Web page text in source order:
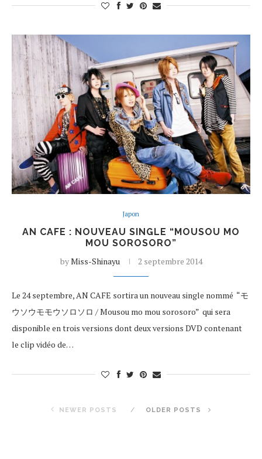
Japon
AN CAFE : NOUVEAU SINGLE “MOUSOU MO
MOU SOROSORO”
byMiss-Shinayu 2 septembre 2014
Le 24 septembre, AN CAFE sortira un nouveau single nommé “モ
ウソウモモウソロソロ / Mousou mo mou sorosoro” qui sera
disponible en trois versions dont deux versions DVD contenant
le clip vidéo de…
NEWER POSTS OLDER POSTS